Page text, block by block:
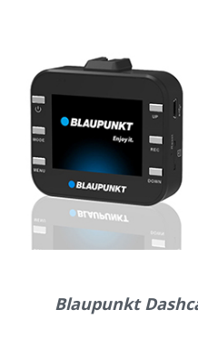
Blaupunkt